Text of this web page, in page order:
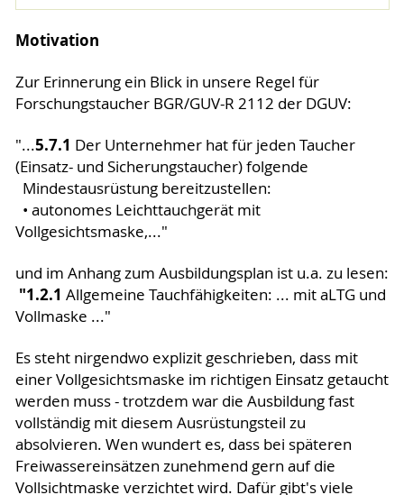
Motivation
Zur Erinnerung ein Blick in unsere Regel für
Forschungstaucher BGR/GUV-R 2112 der DGUV:
"...5.7.1 Der Unternehmer hat für jeden Taucher
(Einsatz- und Sicherungstaucher) folgende
Mindestausrüstung bereitzustellen:
• autonomes Leichttauchgerät mit
Vollgesichtsmaske,..."
und im Anhang zum Ausbildungsplan ist u.a. zu lesen:
"1.2.1 Allgemeine Tauchfähigkeiten: ... mit aLTG und
Vollmaske ..."
Es steht nirgendwo explizit geschrieben, dass mit
einer Vollgesichtsmaske im richtigen Einsatz getaucht
werden muss - trotzdem war die Ausbildung fast
vollständig mit diesem Ausrüstungsteil zu
absolvieren. Wen wundert es, dass bei späteren
Freiwassereinsätzen zunehmend gern auf die
Vollsichtmaske verzichtet wird. Dafür gibt's viele